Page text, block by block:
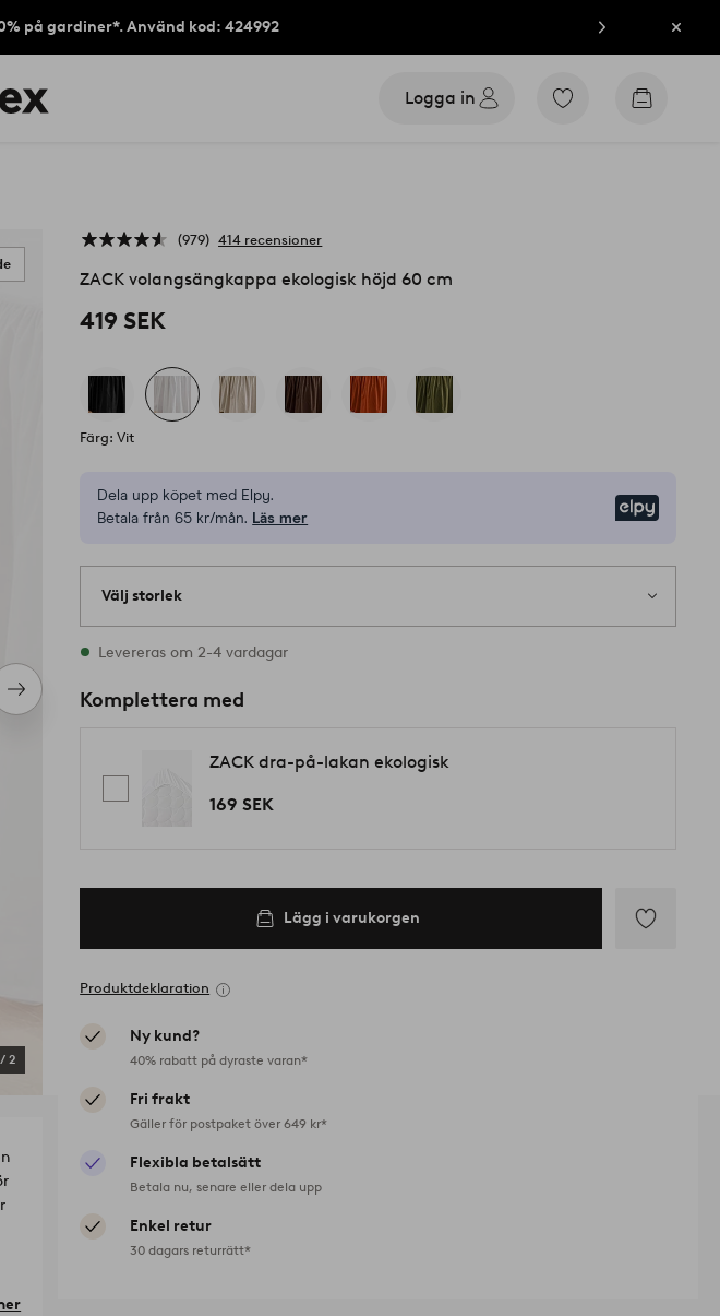
på gardiner*. Använd kod: 424992 Stäng
Logga in
Gå
Gå
Nästa
produkt
/ 2
979 414 recensioner
ZACK volangsängkappa ekologisk höjd 60 cm
419 SEK
Färg: Vit
Dela upp köpet med Elpy.
Betala från 65 kr/mån. Läs mer
Välj storlek
Alla storlekar finns i lager
Levereras om 2-4 vardagar
Komplettera med
ZACK dra-på-lakan ekologisk
169 SEK
Lägg i varukorgen
Produktdeklaration
Ny kund?
40% rabatt på dyraste varan*
Fri frakt
Gäller för postpaket över 649 kr*
Flexibla betalsätt
Betala nu, senare eller dela upp
Enkel retur
30 dagars returrätt*